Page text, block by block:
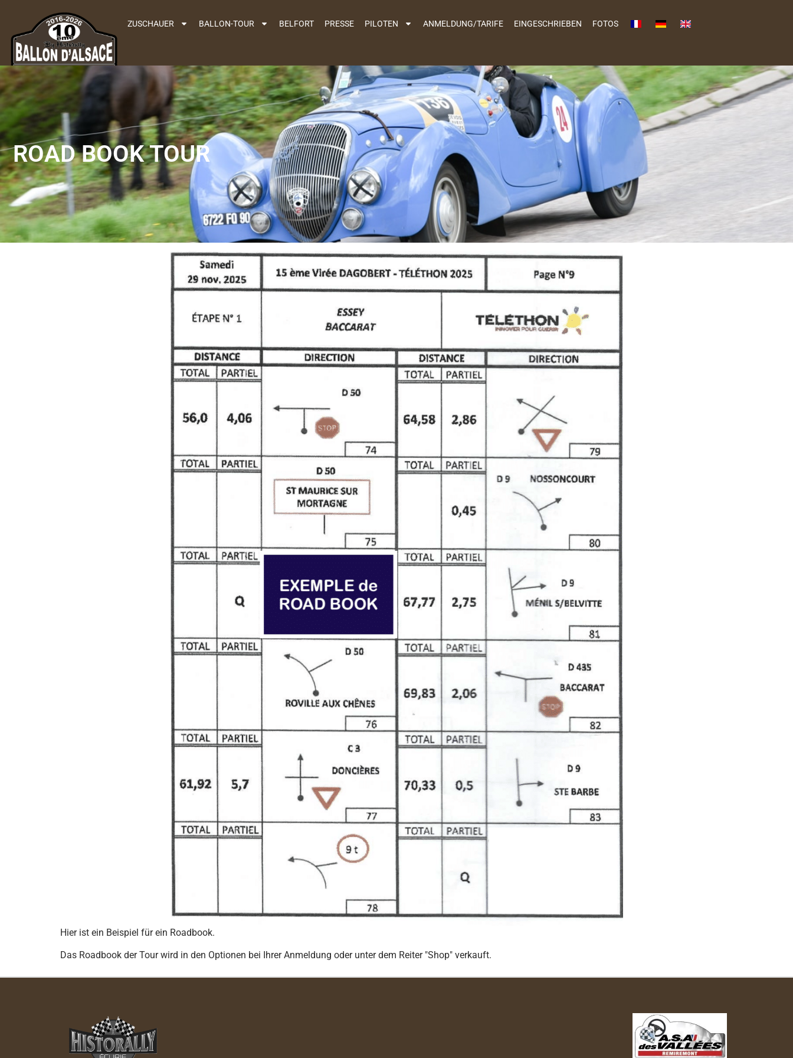
ZUSCHAUER BALLON-TOUR BELFORT PRESSE PILOTEN ANMELDUNG/TARIFE EINGESCHRIEBEN FOTOS
ROAD BOOK TOUR
Hier ist ein Beispiel für ein Roadbook.
Das Roadbook der Tour wird in den Optionen bei Ihrer Anmeldung oder unter dem Reiter "Shop" verkauft.